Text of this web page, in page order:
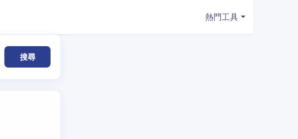
熱門工具